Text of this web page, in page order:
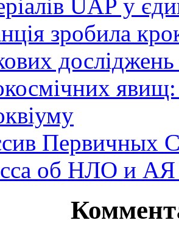
UAP у
зробила
Первичных
об НЛО и